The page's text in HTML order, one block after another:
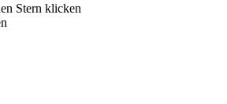
Stern klicken